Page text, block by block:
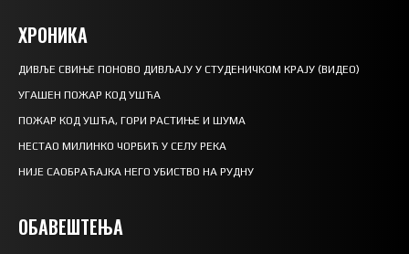
ХРОНИКА
ДИВЉЕ СВИЊЕ ПОНОВО ДИВЉАЈУ У СТУДЕНИЧКОМ КРАЈУ (ВИДЕО)
УГАШЕН ПОЖАР КОД УШЋА
ПОЖАР КОД УШЋА, ГОРИ РАСТИЊЕ И ШУМА
НЕСТАО МИЛИНКО ЧОРБИЋ У СЕЛУ РЕКА
НИЈЕ САОБРАЋАЈКА НЕГО УБИСТВО НА РУДНУ
ОБАВЕШТЕЊА